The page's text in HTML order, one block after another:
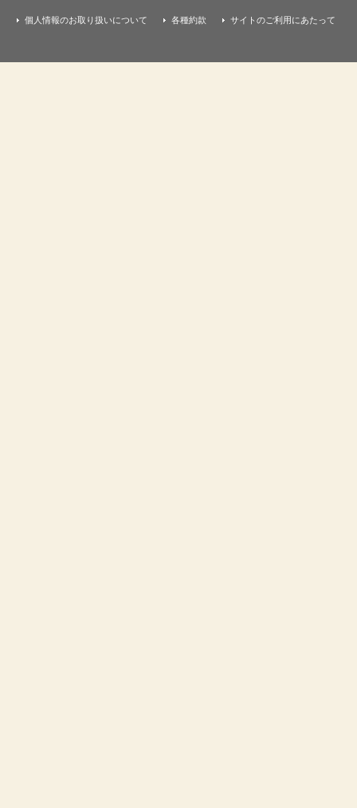
個人情報のお取り扱いについて 各種約款 サイトのご利用にあたって